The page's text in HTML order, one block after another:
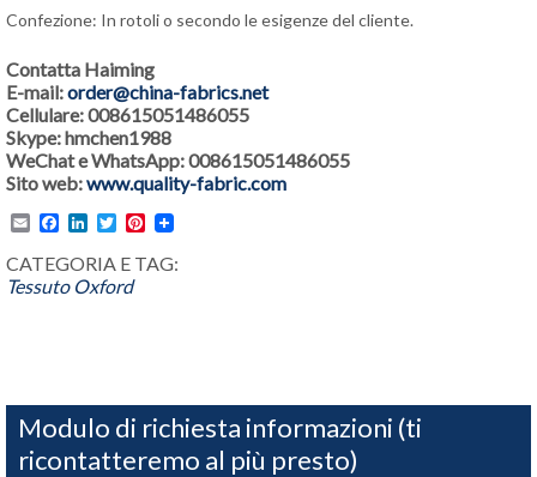
Confezione: In rotoli o secondo le esigenze del cliente.
Contatta Haiming
E-mail:order@china-fabrics.net
Cellulare: 008615051486055
Skype: hmchen1988
WeChat e WhatsApp: 008615051486055
Sito web:www.quality-fabric.com
EmailFacebook
LinkedIn
TwitterPinterest
CATEGORIA E TAG:
Tessuto Oxford
Modulo di richiesta informazioni (ti
ricontatteremo al più presto)